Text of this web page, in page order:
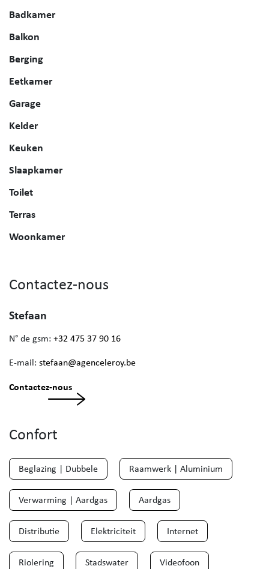
Badkamer
Balkon
Berging
Eetkamer
Garage
Kelder
Keuken
Slaapkamer
Toilet
Terras
Woonkamer
Contactez-nous
Stefaan
N° de gsm: +32 475 37 90 16
E-mail: stefaan@agenceleroy.be
Contactez-nous
Confort
Beglazing | Dubbele Raamwerk | Aluminium
Verwarming | Aardgas Aardgas
Distributie Elektriciteit Internet
Riolering Stadswater Videofoon